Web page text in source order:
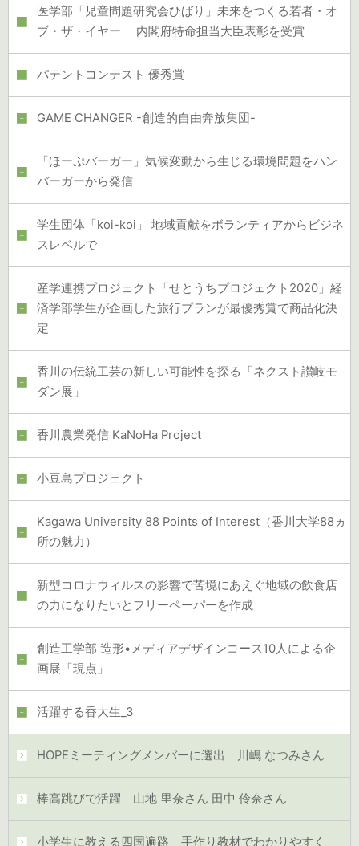
医学部「児童問題研究会ひばり」未来をつくる若者・オ
ブ・ザ・イヤー 内閣府特命担当大臣表彰を受賞
パテントコンテスト 優秀賞
GAME CHANGER -創造的自由奔放集団-
「ほーぷバーガー」気候変動から生じる環境問題をハン
バーガーから発信
学生団体「koi-koi」 地域貢献をボランティアからビジネ
スレベルで
産学連携プロジェクト「せとうちプロジェクト2020」経
済学部学生が企画した旅行プランが最優秀賞で商品化決
定
香川の伝統工芸の新しい可能性を探る「ネクスト讃岐モ
ダン展」
香川農業発信 KaNoHa Project
小豆島プロジェクト
Kagawa University 88 Points of Interest（香川大学88ヵ
所の魅力）
新型コロナウィルスの影響で苦境にあえぐ地域の飲食店
の力になりたいとフリーペーパーを作成
創造工学部 造形•メディアデザインコース10人による企
画展「現点」
活躍する香大生_3
HOPEミーティングメンバーに選出 川嶋 なつみさん
棒高跳びで活躍 山地 里奈さん 田中 伶奈さん
小学生に教える四国遍路 手作り教材でわかりやすく